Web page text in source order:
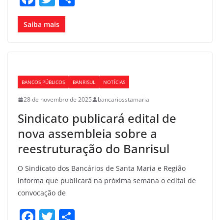
a
c
o
o
k
w
itt
Saiba mais
BANCOS PÚBLICOS BANRISUL NOTÍCIAS
28 de novembro de 2025 bancariosstamaria
Sindicato publicará edital de
nova assembleia sobre a
reestruturação do Banrisul
O Sindicato dos Bancários de Santa Maria e Região
informa que publicará na próxima semana o edital de
convocação de